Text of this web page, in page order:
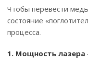
Чтобы перевести
состояние
процесса.
1. Мощность